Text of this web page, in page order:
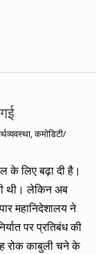
,कमोडिटी/
के लिए बढ़ा दी है।
थी। लेकिन अब
महानिदेशालय ने
पर प्रतिबंध की
रोक काबुली चने के